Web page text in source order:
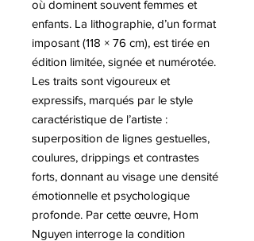
où dominent souvent femmes et
enfants. La lithographie, d’un format
imposant (118 × 76 cm), est tirée en
édition limitée, signée et numérotée.
Les traits sont vigoureux et
expressifs, marqués par le style
caractéristique de l’artiste :
superposition de lignes gestuelles,
coulures, drippings et contrastes
forts, donnant au visage une densité
émotionnelle et psychologique
profonde. Par cette œuvre, Hom
Nguyen interroge la condition